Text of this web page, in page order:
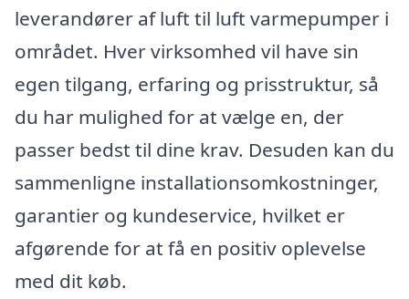
leverandører af luft til luft varmepumper i
området. Hver virksomhed vil have sin
egen tilgang, erfaring og prisstruktur, så
du har mulighed for at vælge en, der
passer bedst til dine krav. Desuden kan du
sammenligne installationsomkostninger,
garantier og kundeservice, hvilket er
afgørende for at få en positiv oplevelse
med dit køb.